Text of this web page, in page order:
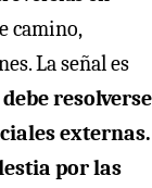
camino,
La señal es
resolverse
externas.
por las